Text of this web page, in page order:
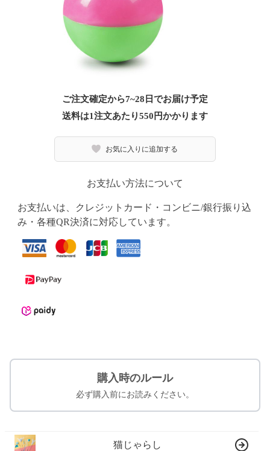
ご注文確定から7~28日でお届け予定
送料は1注文あたり550 円かかります
お気に入りに追加する
お支払い方法について
お支払いは、クレジットカード・コンビニ/銀行振り込
み・各種QR決済に対応しています。
購入時のルール
必ず購入前にお読みください。
猫じゃらし